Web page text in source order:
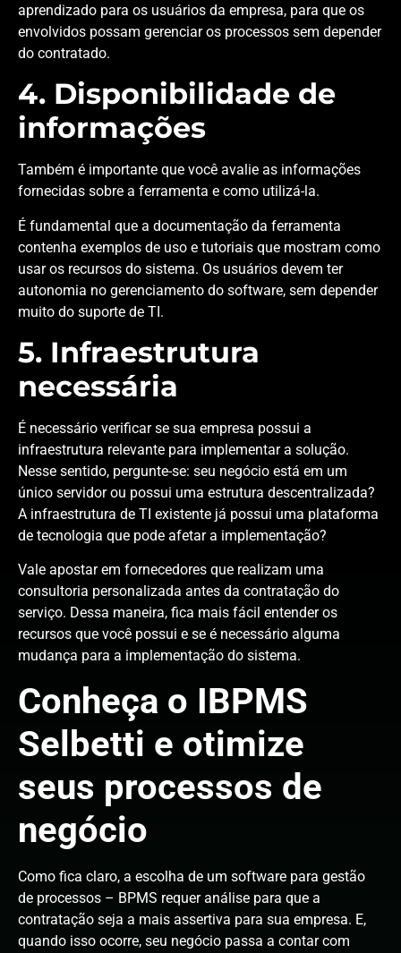
aprendizado para os usuários da empresa, para que os
envolvidos possam gerenciar os processos sem depender
do contratado.
4. Disponibilidade de
informações
Também é importante que você avalie as informações
fornecidas sobre a ferramenta e como utilizá-la.
É fundamental que a documentação da ferramenta
contenha exemplos de uso e tutoriais que mostram como
usar os recursos do sistema. Os usuários devem ter
autonomia no gerenciamento do software, sem depender
muito do suporte de TI.
5. Infraestrutura
necessária
É necessário verificar se sua empresa possui a
infraestrutura relevante para implementar a solução.
Nesse sentido, pergunte-se: seu negócio está em um
único servidor ou possui uma estrutura descentralizada?
A infraestrutura de TI existente já possui uma plataforma
de tecnologia que pode afetar a implementação?
Vale apostar em fornecedores que realizam uma
consultoria personalizada antes da contratação do
serviço. Dessa maneira, fica mais fácil entender os
recursos que você possui e se é necessário alguma
mudança para a implementação do sistema.
Conheça o IBPMS
Selbetti e otimize
seus processos de
negócio
Como fica claro, a escolha de um software para gestão
de processos – BPMS requer análise para que a
contratação seja a mais assertiva para sua empresa. E,
quando isso ocorre, seu negócio passa a contar com